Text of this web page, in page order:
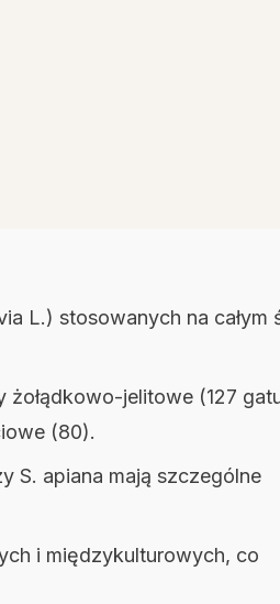
L.) stosowanych na całym
jelitowe (127
(80).
S. apiana mają szczególne
i międzykulturowych, co